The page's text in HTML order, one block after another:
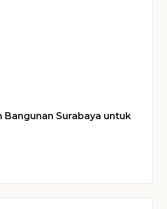
Bangunan Surabaya untuk